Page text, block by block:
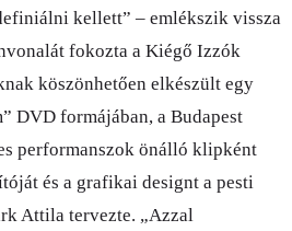
kellett” – emlékszik vissza
fokozta a Kiégő Izzók
köszönhetően elkészült egy
DVD formájában, a Budapest
performanszok önálló klipként
és a grafikai designt a pesti
Attila tervezte. „Azzal